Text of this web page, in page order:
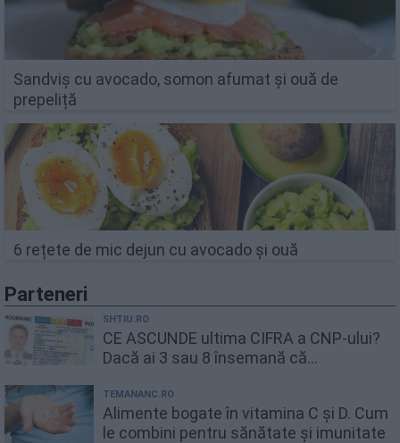
Sandviș cu avocado, somon afumat și ouă de
prepeliță
6 rețete de mic dejun cu avocado și ouă
Parteneri
SHTIU.RO
CE ASCUNDE ultima CIFRA a CNP-ului?
Dacă ai 3 sau 8 însemană că...
TEMANANC.RO
Alimente bogate în vitamina C și D. Cum
le combini pentru sănătate și imunitate